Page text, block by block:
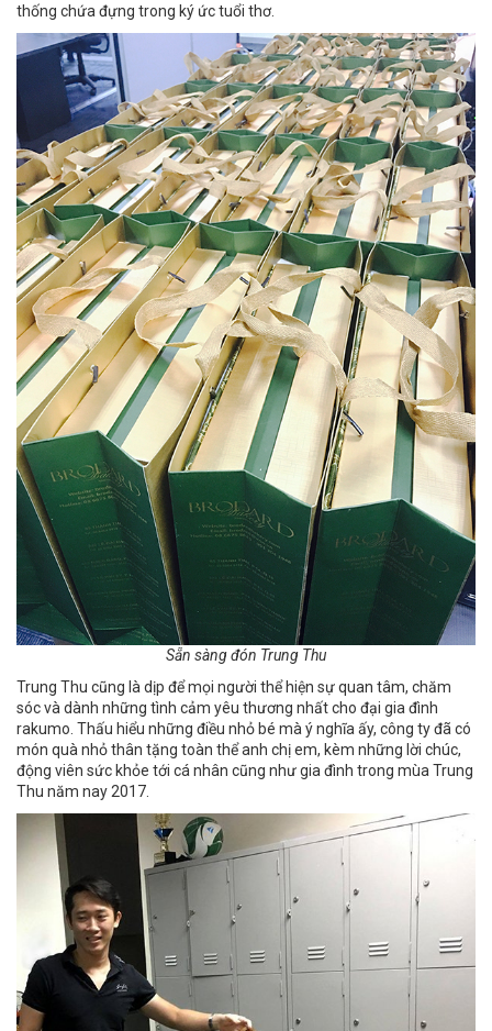
thống chứa đựng trong ký ức tuổi thơ.
Sẵn sàng đón Trung Thu
Trung Thu cũng là dịp để mọi người thể hiện sự quan tâm, chăm
sóc và dành những tình cảm yêu thương nhất cho đại gia đình
rakumo. Thấu hiểu những điều nhỏ bé mà ý nghĩa ấy, công ty đã có
món quà nhỏ thân tặng toàn thể anh chị em, kèm những lời chúc,
động viên sức khỏe tới cá nhân cũng như gia đình trong mùa Trung
Thu năm nay 2017.